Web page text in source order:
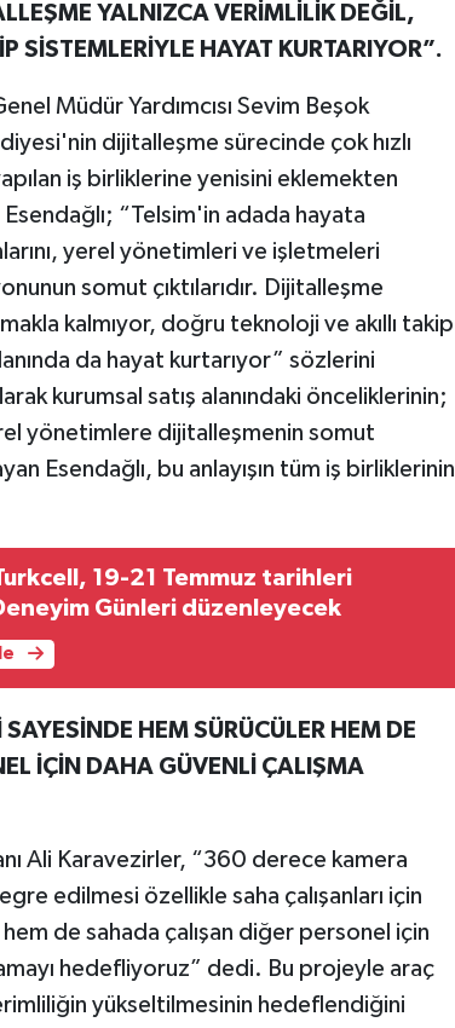
YALNIZCA VERİMLİLİK DEĞİL,
SİSTEMLERİYLE HAYAT KURTARIYOR”.
Müdür Yardımcısı Sevim Beşok
dijitalleşme sürecinde çok hızlı
iş birliklerine yenisini eklemekten
“Telsim'in adada hayata
yerel yönetimleri ve işletmeleri
somut çıktılarıdır. Dijitalleşme
kalmıyor, doğru teknoloji ve akıllı takip
da hayat kurtarıyor” sözlerini
kurumsal satış alanındaki önceliklerinin;
yönetimlere dijitalleşmenin somut
Esendağlı, bu anlayışın tüm iş birliklerinin
Turkcell, 19-21 Temmuz tarihleri
Günleri düzenleyecek
HEM SÜRÜCÜLER HEM DE
İÇİN DAHA GÜVENLİ ÇALIŞMA
Ali Karavezirler, “360 derece kamera
edilmesi özellikle saha çalışanları için
de sahada çalışan diğer personel için
hedefliyoruz” dedi. Bu projeyle araç
yükseltilmesinin hedeflendiğini